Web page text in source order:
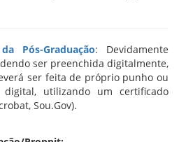
Pós-Graduação: Devidamente
ser preenchida digitalmente,
ser feita de próprio punho ou
utilizando um certificado
Sou.Gov).